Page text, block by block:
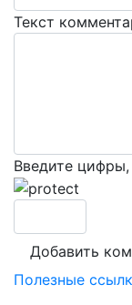
Текст
Введите
Полезные